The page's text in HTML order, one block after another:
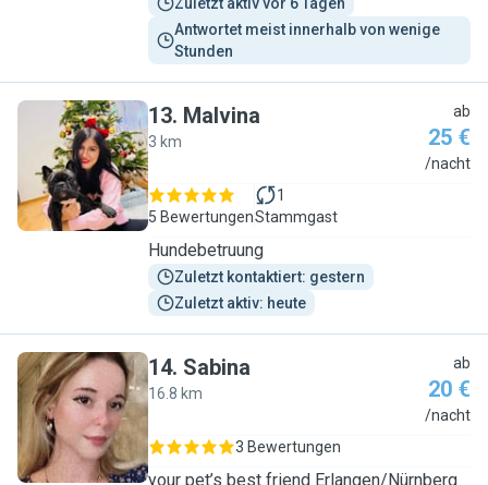
Antwortet meist innerhalb von wenige
Stunden
M
13. Malvina
3 km
ab
25 €
/nacht
5 Bewertungen
1
Stammgast
Hundebetruung
Zuletzt kontaktiert: gestern
Zuletzt aktiv: heute
S
14. Sabina
16.8 km
ab
20 €
/nacht
3 Bewertungen
your pet’s best friend Erlangen/Nürnberg